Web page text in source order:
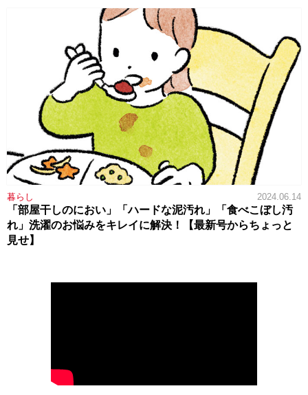
暮らし 2024.06.14
「部屋干しのにおい」「ハードな泥汚れ」「食べこぼし汚
れ」洗濯のお悩みをキレイに解決！【最新号からちょっと
見せ】